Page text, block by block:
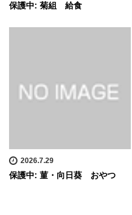
保護中: 菊組 給食
2026.7.29
保護中: 菫・向日葵 おやつ